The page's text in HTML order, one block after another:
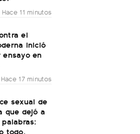
Hace 11 minutos
el
inició
en
Hace 17 minutos
sexual de
que dejó a
todo,